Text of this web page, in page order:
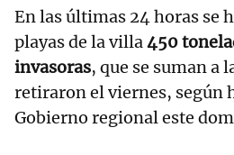
En las últimas 24 horas se
playas de la villa450
invasoras, que se suman a
retiraron el viernes, según
Gobierno regional este